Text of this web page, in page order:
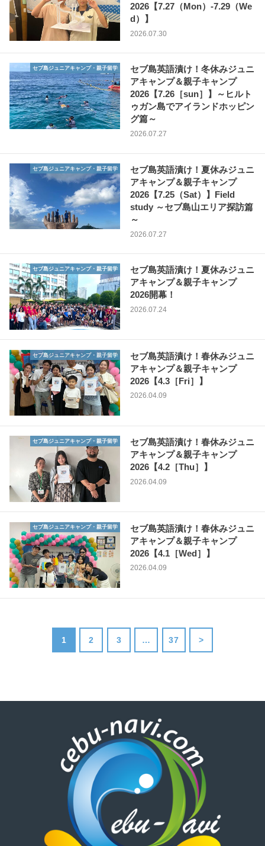
2026【7.27（Mon）-7.29（We
d）】
2026.07.30
セブ島ジュニアキャンプ・親子留学
セブ島英語漬け！冬休みジュニ
アキャンプ＆親子キャンプ
2026【7.26［sun］】～ヒルト
ゥガン島でアイランドホッピン
グ篇～
2026.07.27
セブ島ジュニアキャンプ・親子留学
セブ島英語漬け！夏休みジュニ
アキャンプ＆親子キャンプ
2026【7.25（Sat）】Field
study ～セブ島山エリア探訪篇
～
2026.07.27
セブ島ジュニアキャンプ・親子留学
セブ島英語漬け！夏休みジュニ
アキャンプ＆親子キャンプ
2026開幕！
2026.07.24
セブ島ジュニアキャンプ・親子留学
セブ島英語漬け！春休みジュニ
アキャンプ＆親子キャンプ
2026【4.3［Fri］】
2026.04.09
セブ島ジュニアキャンプ・親子留学
セブ島英語漬け！春休みジュニ
アキャンプ＆親子キャンプ
2026【4.2［Thu］】
2026.04.09
セブ島ジュニアキャンプ・親子留学
セブ島英語漬け！春休みジュニ
アキャンプ＆親子キャンプ
2026【4.1［Wed］】
2026.04.09
1 2 3 … 37 >